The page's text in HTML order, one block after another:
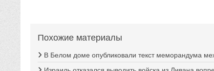
Похожие материалы
В Белом доме опубликовали текст меморандума